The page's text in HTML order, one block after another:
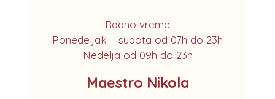
Radno vreme
Ponedeljak – subota od 07h do 23h
Nedelja od 09h do 23h
Maestro Nikola